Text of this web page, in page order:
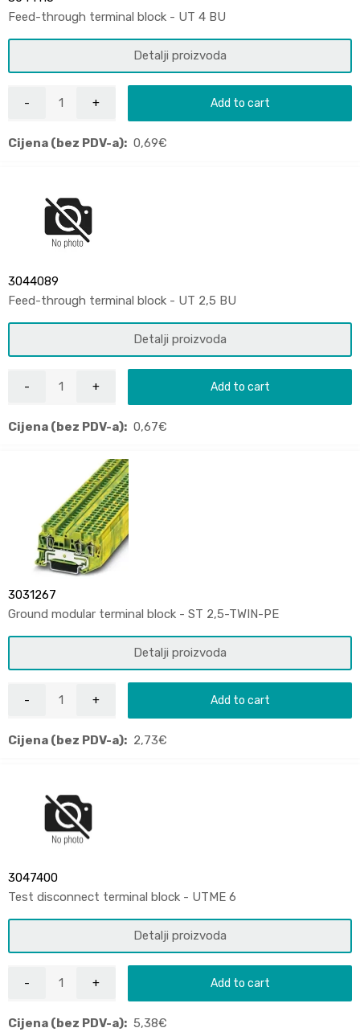
Feed-through terminal block - UT 4 BU
Detalji proizvoda
Add to cart
Cijena (bez PDV-a): 0,69€
3044089
Feed-through terminal block - UT 2,5 BU
Detalji proizvoda
Add to cart
Cijena (bez PDV-a): 0,67€
3031267
Ground modular terminal block - ST 2,5-TWIN-PE
Detalji proizvoda
Add to cart
Cijena (bez PDV-a): 2,73€
3047400
Test disconnect terminal block - UTME 6
Detalji proizvoda
Add to cart
Cijena (bez PDV-a): 5,38€